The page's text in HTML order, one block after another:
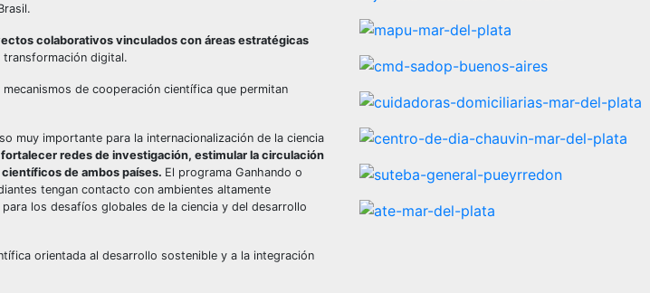
colaborativos vinculados con áreas estratégicas
transformación digital.
de cooperación científica que permitan
muy importante para la internacionalización de la ciencia
redes de investigación, estimular la circulación
de ambos países. El programa Ganhando o
tengan contacto con ambientes altamente
los desafíos globales de la ciencia y del desarrollo
orientada al desarrollo sostenible y a la integración